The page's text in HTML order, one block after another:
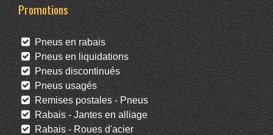
Promotions
Pneus en rabais
Pneus en liquidations
Pneus discontinués
Pneus usagés
Remises postales - Pneus
Rabais - Jantes en alliage
Rabais - Roues d'acier